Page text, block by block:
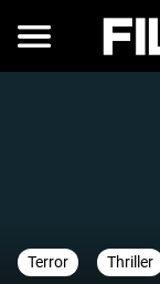
Terror Thriller